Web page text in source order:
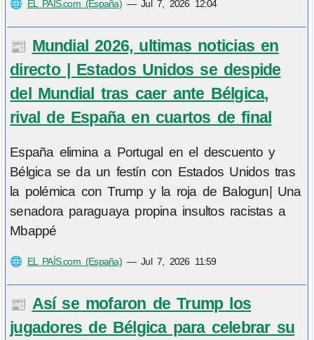
🌐 EL PAÍS.com (España)—Jul 7, 2026 12:04
📰 Mundial 2026, ultimas noticias en
directo | Estados Unidos se despide
del Mundial tras caer ante Bélgica,
rival de España en cuartos de final
España elimina a Portugal en el descuento y
Bélgica se da un festín con Estados Unidos tras
la polémica con Trump y la roja de Balogun| Una
senadora paraguaya propina insultos racistas a
Mbappé
🌐 EL PAÍS.com (España)—Jul 7, 2026 11:59
📰 Así se mofaron de Trump los
jugadores de Bélgica para celebrar su